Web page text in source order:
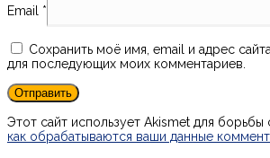
Email *
Сохранить моё имя, email и адрес
для последующих моих комментариев.
Этот сайт использует Akismet для борьбы
как обрабатываются ваши данные